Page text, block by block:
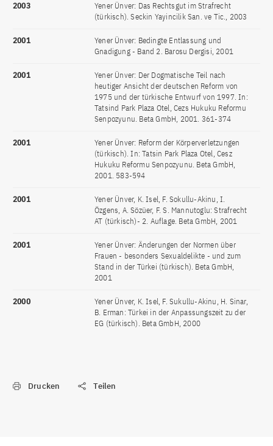
2003
Yener Ünver: Das Rechtsgut im Strafrecht
(türkisch). Seckin Yayincilik San. ve Tic., 2003
2001
Yener Ünver: Bedingte Entlassung und
Gnadigung - Band 2. Barosu Dergisi, 2001
2001
Yener Ünver: Der Dogmatische Teil nach
heutiger Ansicht der deutschen Reform von
1975 und der türkische Entwurf von 1997. In:
Tatsind Park Plaza Otel, Cezs Hukuku Reformu
Senpozyunu. Beta GmbH, 2001. 361-374
2001
Yener Ünver: Reform der Körperverletzungen
(türkisch). In: Tatsin Park Plaza Otel, Cesz
Hukuku Reformu Senpozyunu. Beta GmbH,
2001. 583-594
2001
Yener Ünver, K. Isel, F. Sokullu-Akinu, I.
Özgens, A. Sözüer, F. S. Mannutoglu: Strafrecht
AT (türkisch)- 2. Auflage. Beta GmbH, 2001
2001
Yener Ünver: Änderungen der Normen über
Frauen - besonders Sexualdelikte - und zum
Stand in der Türkei (türkisch). Beta GmbH,
2001
2000
Yener Ünver, K. Isel, F. Sukullu-Akinu, H. Sinar,
B. Erman: Türkei in der Anpassungszeit zu der
EG (türkisch). Beta GmbH, 2000
Drucken Teilen